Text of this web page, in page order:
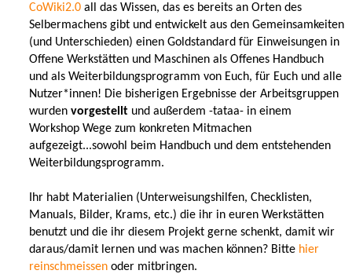
CoWiki2.0 all das Wissen, das es bereits an Orten des
Selbermachens gibt und entwickelt aus den Gemeinsamkeiten
(und Unterschieden) einen Goldstandard für Einweisungen in
Offene Werkstätten und Maschinen als Offenes Handbuch
und als Weiterbildungsprogramm von Euch, für Euch und alle
Nutzer*innen! Die bisherigen Ergebnisse der Arbeitsgruppen
wurden vorgestellt und außerdem -tataa- in einem
Workshop Wege zum konkreten Mitmachen
aufgezeigt...sowohl beim Handbuch und dem entstehenden
Weiterbildungsprogramm.
Ihr habt Materialien (Unterweisungshilfen, Checklisten,
Manuals, Bilder, Krams, etc.) die ihr in euren Werkstätten
benutzt und die ihr diesem Projekt gerne schenkt, damit wir
daraus/damit lernen und was machen können? Bitte hier
reinschmeissen oder mitbringen.